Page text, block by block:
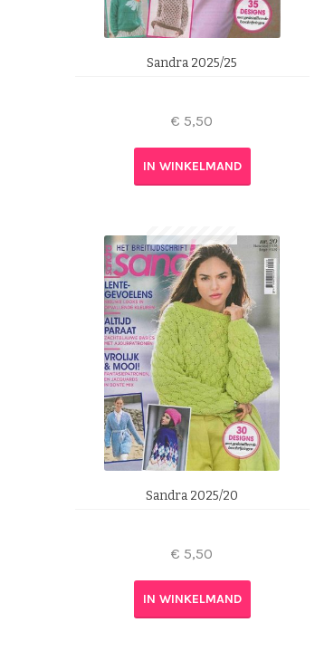
Sandra 2025/25
€ 5,50
IN WINKELMAND
Sandra 2025/20
€ 5,50
IN WINKELMAND